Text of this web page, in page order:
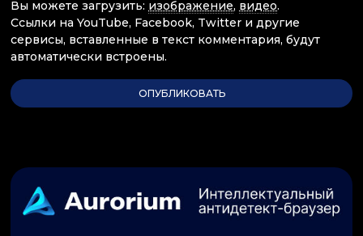
Вы можете загрузить: изображение, видео.
Ссылки на YouTube, Facebook, Twitter и другие
сервисы, вставленные в текст комментария, будут
автоматически встроены.